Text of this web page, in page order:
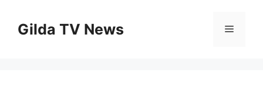
contenuto
Gilda TV News Menu